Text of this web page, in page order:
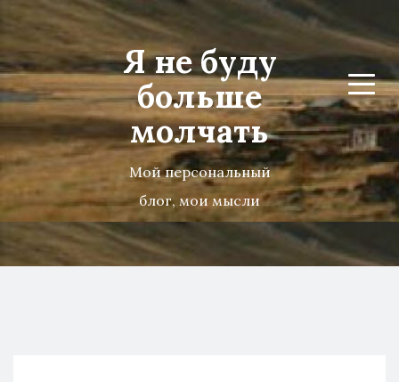
Я не буду
больше
молчать
Мой персональный
блог, мои мысли
Menu